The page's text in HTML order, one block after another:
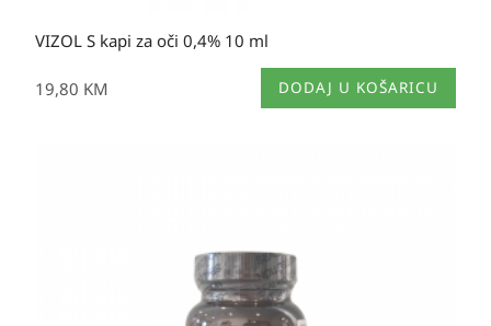
VIZOL S kapi za oči 0,4% 10 ml
19,80 KM DODAJ U KOŠARICU